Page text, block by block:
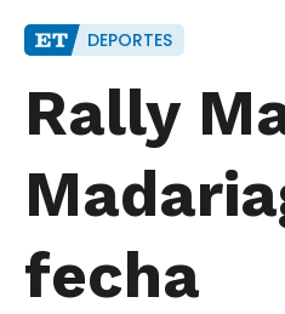
DEPORTES
Rally
fecha